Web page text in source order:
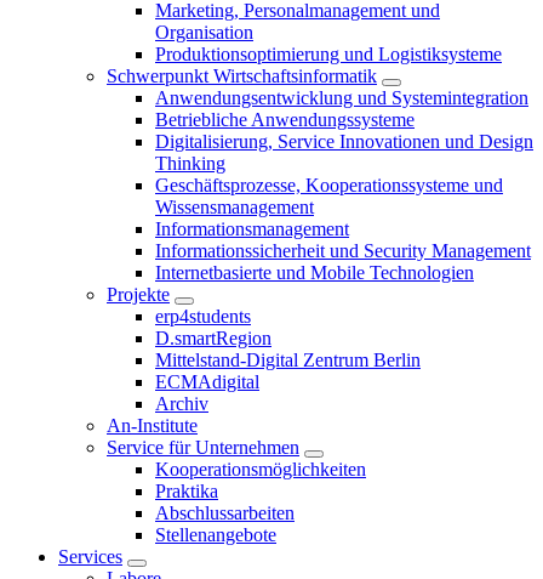
Marketing, Personalmanagement und
Organisation
Produktionsoptimierung und Logistiksysteme
Schwerpunkt Wirtschaftsinformatik
Anwendungsentwicklung und Systemintegration
Betriebliche Anwendungssysteme
Digitalisierung, Service Innovationen und Design
Thinking
Geschäftsprozesse, Kooperationssysteme und
Wissensmanagement
Informationsmanagement
Informationssicherheit und Security Management
Internetbasierte und Mobile Technologien
Projekte
erp4students
D.smartRegion
Mittelstand-Digital Zentrum Berlin
ECMAdigital
Archiv
An-Institute
Service für Unternehmen
Kooperationsmöglichkeiten
Praktika
Abschlussarbeiten
Stellenangebote
Services